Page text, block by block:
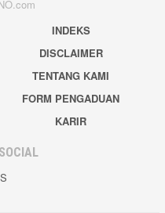
INDEKS
DISCLAIMER
TENTANG KAMI
FORM PENGADUAN
KARIR